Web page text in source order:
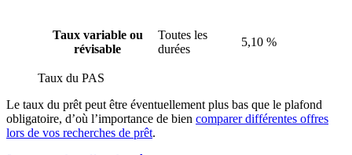
Taux variable ou
révisable
Toutes les
durées
5,10 %
Taux du PAS
Le taux du prêt peut être éventuellement plus bas que le plafond
obligatoire, d’où l’importance de bien comparer différentes offres
lors de vos recherches de prêt.